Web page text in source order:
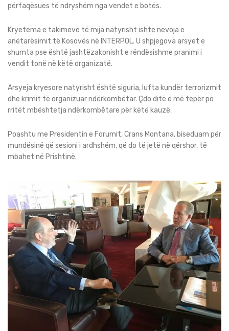
përfaqësues të ndryshëm nga vendet e botës.
Kryetema e takimeve të mija natyrisht ishte nevoja e
anëtarësimit të Kosovës në INTERPOL. U shpjegova arsyet e
shumta pse është jashtëzakonisht e rëndësishme pranimi i
vendit tonë në këtë organizatë.
Arsyeja kryesore natyrisht është siguria, lufta kundër terrorizmit
dhe krimit të organizuar ndërkombëtar. Çdo ditë e më tepër po
rritët mbështetja ndërkombētare për këtë kauzë.
Poashtu me Presidentin e Forumit, Crans Montana, biseduam për
mundësinë që sesioni i ardhshëm, që do të jetë në qërshor, të
mbahet në Prishtinë.